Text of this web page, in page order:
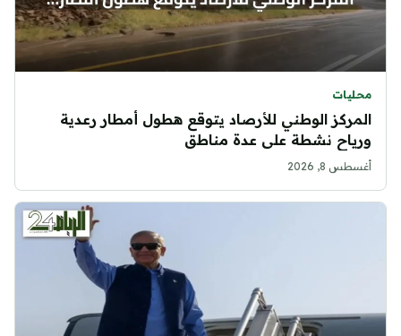
محليات
المركز الوطني للأرصاد يتوقع هطول أمطار رعدية
ورياح نشطة على عدة مناطق
أغسطس 8, 2026